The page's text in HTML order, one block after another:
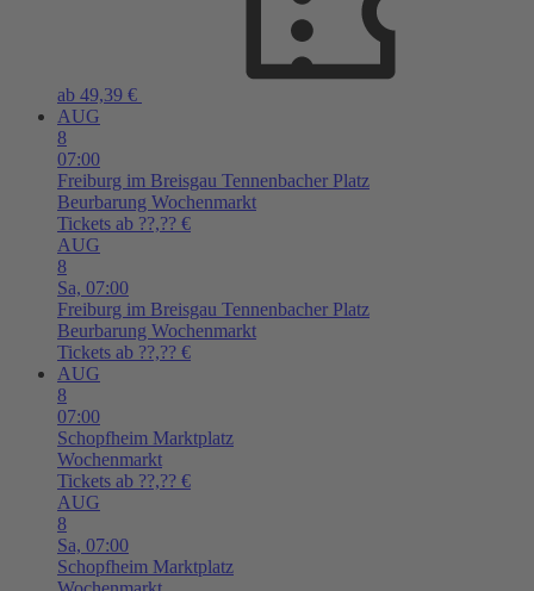
ab 49,39 €
AUG
8
07:00
Freiburg im Breisgau Tennenbacher Platz
Beurbarung Wochenmarkt
Tickets ab ??,?? €
AUG
8
Sa, 07:00
Freiburg im Breisgau Tennenbacher Platz
Beurbarung Wochenmarkt
Tickets ab ??,?? €
AUG
8
07:00
Schopfheim Marktplatz
Wochenmarkt
Tickets ab ??,?? €
AUG
8
Sa, 07:00
Schopfheim Marktplatz